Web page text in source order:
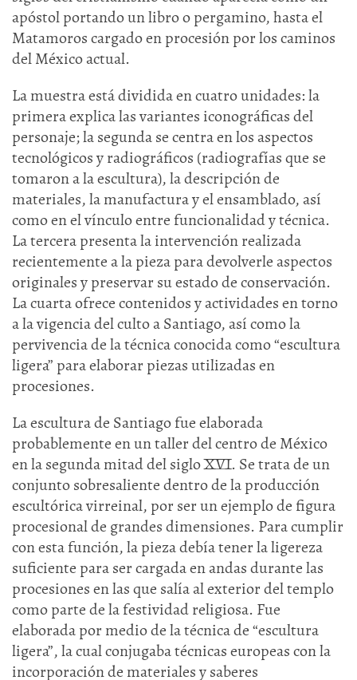
apóstol portando un libro o pergamino, hasta el
Matamoros cargado en procesión por los caminos
del México actual.
La muestra está dividida en cuatro unidades: la
primera explica las variantes iconográficas del
personaje; la segunda se centra en los aspectos
tecnológicos y radiográficos (radiografías que se
tomaron a la escultura), la descripción de
materiales, la manufactura y el ensamblado, así
como en el vínculo entre funcionalidad y técnica.
La tercera presenta la intervención realizada
recientemente a la pieza para devolverle aspectos
originales y preservar su estado de conservación.
La cuarta ofrece contenidos y actividades en torno
a la vigencia del culto a Santiago, así como la
pervivencia de la técnica conocida como “escultura
ligera” para elaborar piezas utilizadas en
procesiones.
La escultura de Santiago fue elaborada
probablemente en un taller del centro de México
en la segunda mitad del siglo XVI. Se trata de un
conjunto sobresaliente dentro de la producción
escultórica virreinal, por ser un ejemplo de figura
procesional de grandes dimensiones. Para cumplir
con esta función, la pieza debía tener la ligereza
suficiente para ser cargada en andas durante las
procesiones en las que salía al exterior del templo
como parte de la festividad religiosa. Fue
elaborada por medio de la técnica de “escultura
ligera”, la cual conjugaba técnicas europeas con la
incorporación de materiales y saberes